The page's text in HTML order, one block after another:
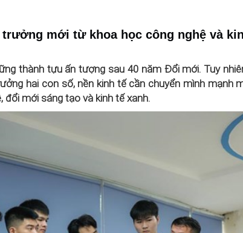
mới từ khoa học công nghệ và
thành tựu ấn tượng sau 40 năm Đổi mới. Tuy
hai con số, nền kinh tế cần chuyển mình mạnh
đổi mới sáng tạo và kinh tế xanh.